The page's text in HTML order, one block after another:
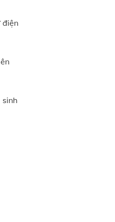
điện
sinh